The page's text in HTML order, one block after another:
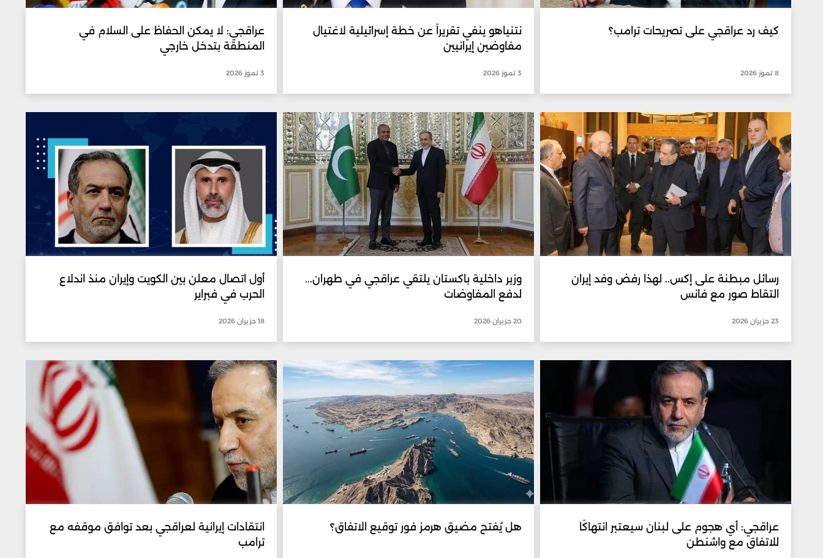
كيف رد عراقجي على تصريحات ترامب؟
8 تموز 2026
نتنياهو ينفي تقريراً عن خطة إسرائيلية لاغتيال
مفاوضين إيرانيين
3 تموز 2026
عراقجي: لا يمكن الحفاظ على السلام في
المنطقة بتدخل خارجي
3 تموز 2026
رسائل مبطنة على إكس.. لهذا رفض وفد إيران
التقاط صور مع فانس
23 حزيران 2026
وزير داخلية باكستان يلتقي عراقجي في طهران...
لدفع المفاوضات
20 حزيران 2026
أول اتصال معلن بين الكويت وإيران منذ اندلاع
الحرب في فبراير
18 حزيران 2026
عراقجي: أي هجوم على لبنان سيعتبر انتهاكًا
للاتفاق مع واشنطن
هل يُفتح مضيق هرمز فور توقيع الاتفاق؟
انتقادات إيرانية لعراقجي بعد توافق موقفه مع
ترامب